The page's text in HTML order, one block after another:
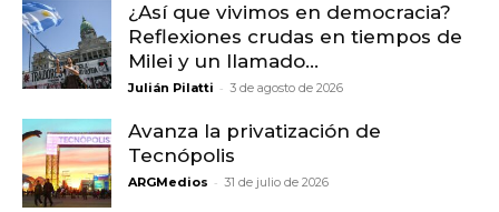
¿Así que vivimos en democracia?
Reflexiones crudas en tiempos de
Milei y un llamado...
Julián Pilatti - 3 de agosto de 2026
Avanza la privatización de
Tecnópolis
ARGMedios - 31 de julio de 2026